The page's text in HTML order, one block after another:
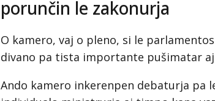
porunčin le zakonurja
O kamero, vaj o pleno, si le
divano pa tista importante pušimatar
Ando kamero inkerenpen debaturja